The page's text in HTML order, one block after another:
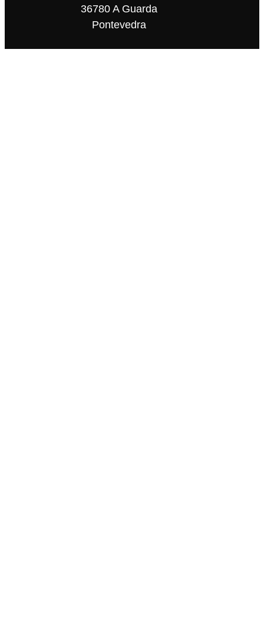
36780 A Guarda
Pontevedra